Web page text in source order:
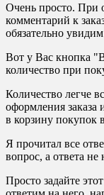
Очень просто. При
комментарий к
обязательно
Вот у Вас кнопка
количество при
Количество легче
оформления заказа
в корзину покупок
Я прочитал все
вопрос, а ответа не
Просто задайте